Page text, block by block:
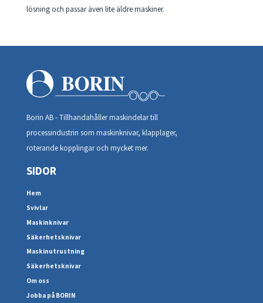
lösning och passar även lite äldre maskiner.
Borin AB - Tillhandahåller maskindelar till
processindustrin som maskinknivar, klapplager,
roterande kopplingar och mycket mer.
SIDOR
Hem
Svivlar
Maskinknivar
Säkerhetsknivar
Maskinutrustning
Säkerhetsknivar
Om oss
Jobba på BORIN